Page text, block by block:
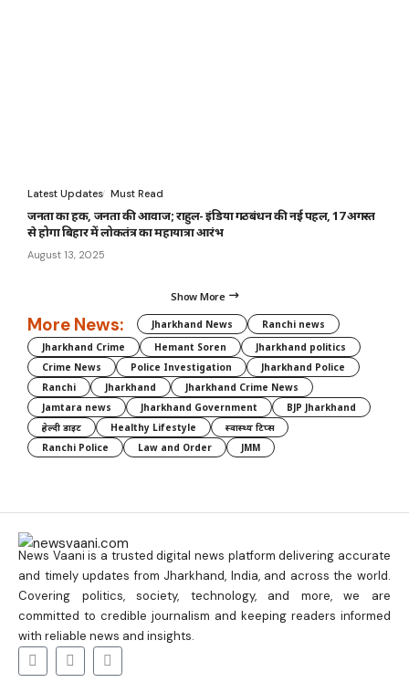
Latest Updates Must Read
जनता का हक, जनता की आवाज; राहुल- इंडिया गठबंधन की नई पहल, 17 अगस्त
से होगा बिहार में लोकतंत्र का महायात्रा आरंभ
August 13, 2025
Show More
More News: Jharkhand News
Ranchi news
Jharkhand Crime
Hemant Soren
Jharkhand politics
Crime News
Police Investigation
Jharkhand Police
Ranchi
Jharkhand
Jharkhand Crime News
Jamtara news
Jharkhand Government
BJP Jharkhand
हेल्दी डाइट
Healthy Lifestyle
स्वास्थ्य टिप्स
Ranchi Police
Law and Order JMM
News Vaani is a trusted digital news platform delivering accurate
and timely updates from Jharkhand, India, and across the world.
Covering politics, society, technology, and more, we are
committed to credible journalism and keeping readers informed
with reliable news and insights.